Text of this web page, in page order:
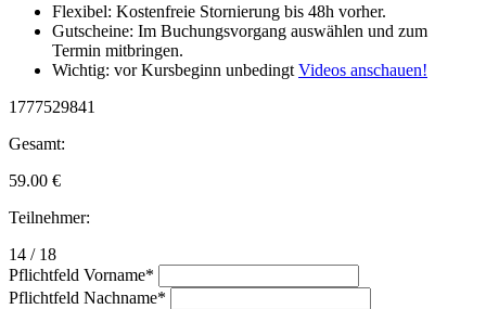
Flexibel: Kostenfreie Stornierung bis 48h vorher.
Gutscheine: Im Buchungsvorgang auswählen und zum
Termin mitbringen.
Wichtig: vor Kursbeginn unbedingt Videos anschauen!
1777529841
Gesamt:
59.00 €
Teilnehmer:
14 / 18
Pflichtfeld Vorname*
Pflichtfeld Nachname*